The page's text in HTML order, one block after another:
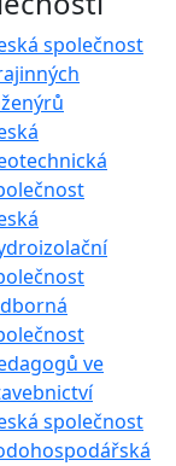
společnost
ve
společnost